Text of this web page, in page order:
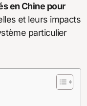
en Chine pour
et leurs impacts
particulier